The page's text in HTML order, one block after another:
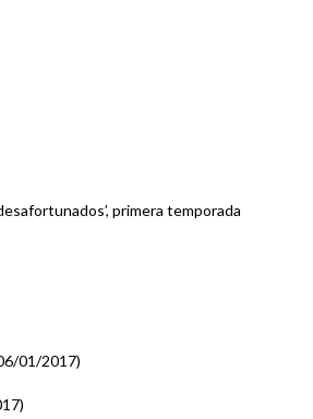
primera temporada
01/2017)